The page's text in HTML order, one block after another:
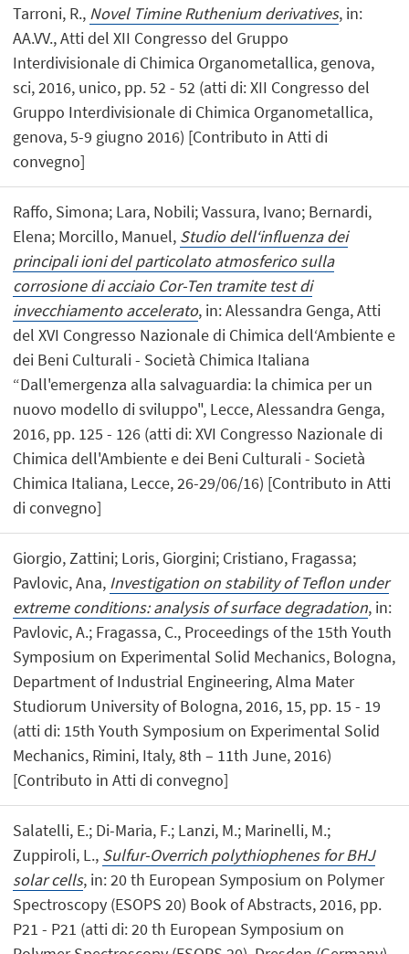
Tarroni, R., Novel Timine Ruthenium derivatives, in:
AA.VV., Atti del XII Congresso del Gruppo
Interdivisionale di Chimica Organometallica, genova,
sci, 2016, unico, pp. 52 - 52 (atti di: XII Congresso del
Gruppo Interdivisionale di Chimica Organometallica,
genova, 5-9 giugno 2016) [Contributo in Atti di
convegno]
Raffo, Simona; Lara, Nobili; Vassura, Ivano; Bernardi,
Elena; Morcillo, Manuel, Studio dell‘influenza dei
principali ioni del particolato atmosferico sulla
corrosione di acciaio Cor-Ten tramite test di
invecchiamento accelerato, in: Alessandra Genga, Atti
del XVI Congresso Nazionale di Chimica dell‘Ambiente e
dei Beni Culturali - Società Chimica Italiana
“Dall'emergenza alla salvaguardia: la chimica per un
nuovo modello di sviluppo", Lecce, Alessandra Genga,
2016, pp. 125 - 126 (atti di: XVI Congresso Nazionale di
Chimica dell'Ambiente e dei Beni Culturali - Società
Chimica Italiana, Lecce, 26-29/06/16) [Contributo in Atti
di convegno]
Giorgio, Zattini; Loris, Giorgini; Cristiano, Fragassa;
Pavlovic, Ana, Investigation on stability of Teflon under
extreme conditions: analysis of surface degradation, in:
Pavlovic, A.; Fragassa, C., Proceedings of the 15th Youth
Symposium on Experimental Solid Mechanics, Bologna,
Department of Industrial Engineering, Alma Mater
Studiorum University of Bologna, 2016, 15, pp. 15 - 19
(atti di: 15th Youth Symposium on Experimental Solid
Mechanics, Rimini, Italy, 8th – 11th June, 2016)
[Contributo in Atti di convegno]
Salatelli, E.; Di-Maria, F.; Lanzi, M.; Marinelli, M.;
Zuppiroli, L., Sulfur-Overrich polythiophenes for BHJ
solar cells, in: 20 th European Symposium on Polymer
Spectroscopy (ESOPS 20) Book of Abstracts, 2016, pp.
P21 - P21 (atti di: 20 th European Symposium on